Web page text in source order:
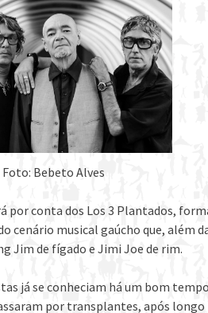
Foto: Bebeto Alves
por conta dos Los 3 Plantados,
cenário musical gaúcho que,
Jim de fígado e Jimi Joe de rim.
já se conheciam há um bom
por transplantes, após